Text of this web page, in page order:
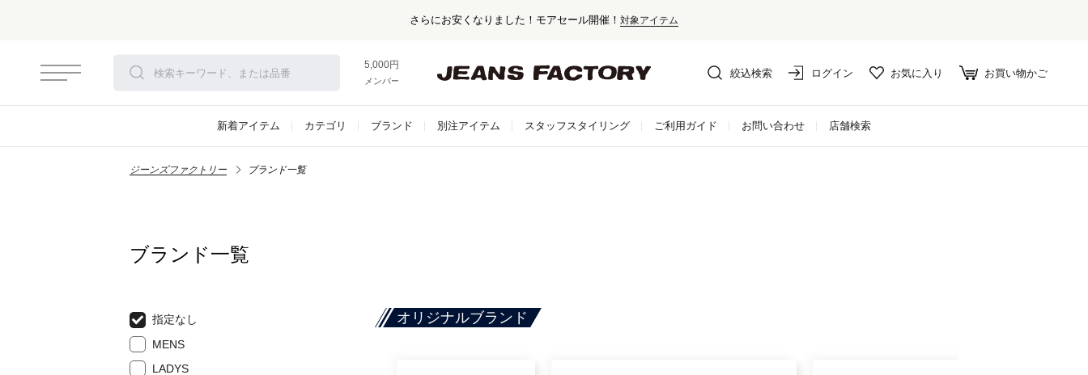
さらにお安くなりました！モアセール開催！ 対象アイテム
5,000円以上お買い上げで送料無料！
メンバー登録でお得な情報をゲット。さらに詳しく
絞込検索 ログイン お気に入り お買い物かご
新着アイテム カテゴリ ブランド 別注アイテム スタッフスタイリング ご利用ガイド お問い合わせ 店舗検索
ジーンズファクトリー ブランド一覧
ブランド一覧
指定なし
MENS
LADYS
オリジナルブランド